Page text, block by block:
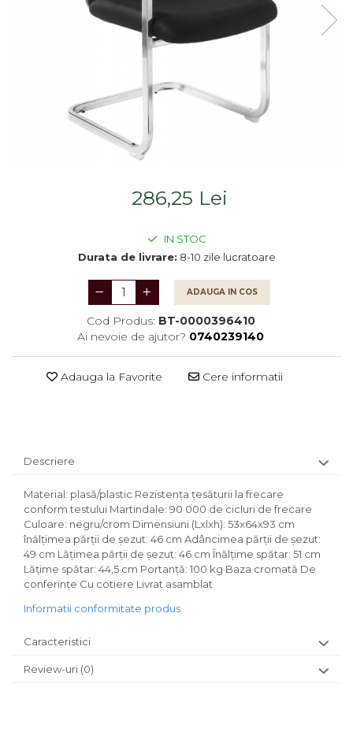
Scaune living/dining
Set mobilier Living
Seturi masa +scaune
Tabureti
Seturi dormitoare
saltea/Somiere/Gratii
pentru pat
286,25 Lei
IN STOC
Durata de livrare: 8-10 zile lucratoare
ADAUGA IN COS
Cod Produs: BT-0000396410
Ai nevoie de ajutor? 0740239140
Adauga la Favorite Cere informatii
Descriere
Material: plasă/plastic Rezistenţa ţesăturii la frecare
conform testului Martindale: 90 000 de cicluri de frecare
Culoare: negru/crom Dimensiuni (Lxlxh): 53x64x93 cm
înălţimea părţii de şezut: 46 cm Adâncimea părţii de şezut:
49 cm Lăţimea părţii de şezut: 46 cm Înălţime spătar: 51 cm
Lăţime spătar: 44,5 cm Portanţă: 100 kg Baza cromată De
conferinţe Cu cotiere Livrat asamblat
Informatii conformitate produs
Caracteristici
Review-uri (0)